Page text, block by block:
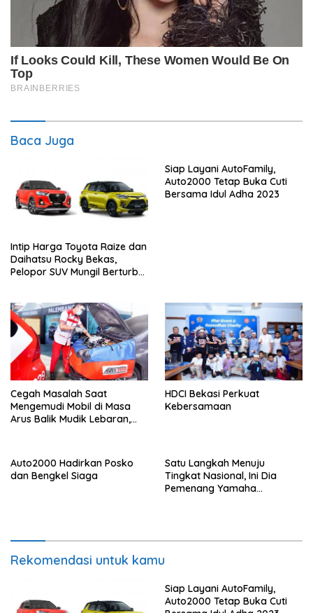
Baca Juga
Intip Harga Toyota Raize dan
Daihatsu Rocky Bekas,
Pelopor SUV Mungil Berturbo
Siap Layani AutoFamily,
Auto2000 Tetap Buka Cuti
Cegah Masalah Saat
Mengemudi Mobil di Masa
Arus Balik Mudik Lebaran,
HDCI Bekasi Perkuat
Kebersamaan
Auto2000 Hadirkan Posko
dan Bengkel Siaga
Satu Langkah Menuju
Tingkat Nasional, Ini Dia
Pemenang Yamaha
Rekomendasi untuk kamu
Siap Layani AutoFamily,
Auto2000 Tetap Buka Cuti